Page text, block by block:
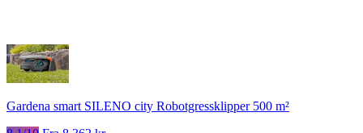
Gardena smart SILENO city Robotgressklipper 500 m²